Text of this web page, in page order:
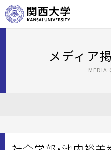
メディア
MEDIA